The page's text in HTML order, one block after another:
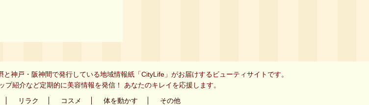
神戸・阪神間で発行している地域情報紙「CityLife」がお届けするビューティサイトです。
紹介など定期的に美容情報を発信！ あなたのキレイを応援します。
リラク コスメ 体を動かす その他